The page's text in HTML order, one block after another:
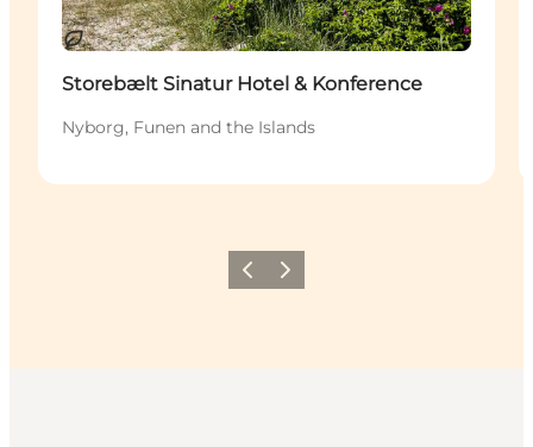
Duurzaam
Storebælt Sinatur Hotel & Konference
Nyborg, Funen and the Islands
Vorige Volgende